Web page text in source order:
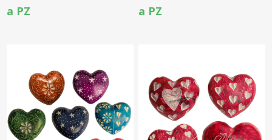
a PZ a PZ